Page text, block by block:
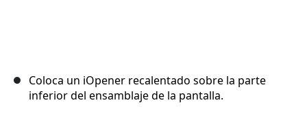
Coloca un iOpener recalentado sobre la parte
inferior del ensamblaje de la pantalla.